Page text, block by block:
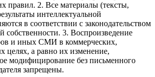
правил. 2. Все материалы (тексты,
интеллектуальной
в соответствии с законодательством
собственности. 3. Воспроизведение
и иных СМИ в коммерческих,
целях, а равно их изменение,
модифицирование без письменного
запрещены.